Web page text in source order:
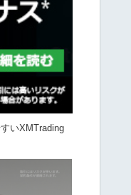
いXMTrading